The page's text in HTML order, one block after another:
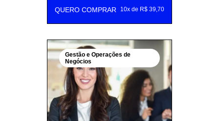
QUERO COMPRAR 10x de R$ 39,70
Gestão e Operações de
Negócios